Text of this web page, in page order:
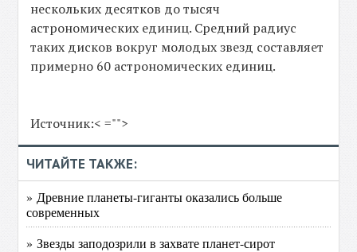
нескольких десятков до тысяч
астрономических единиц. Средний радиус
таких дисков вокруг молодых звезд составляет
примерно 60 астрономических единиц.
Источник:< ="">
ЧИТАЙТЕ ТАКЖЕ:
» Древние планеты-гиганты оказались больше
современных
» Звезды заподозрили в захвате планет-сирот